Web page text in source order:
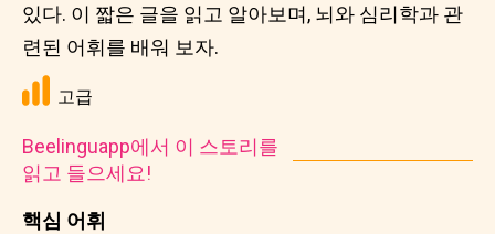
핵심 어휘
있다. 이 짧은 글을 읽고 알아보며, 뇌와 심리학과 관
련된 어휘를 배워 보자.
고급
Beelinguapp에서 이 스토리를
읽고 들으세요!